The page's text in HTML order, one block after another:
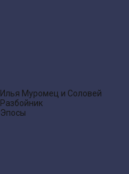
Илья Муромец и Соловей
Разбойник
Эпосы